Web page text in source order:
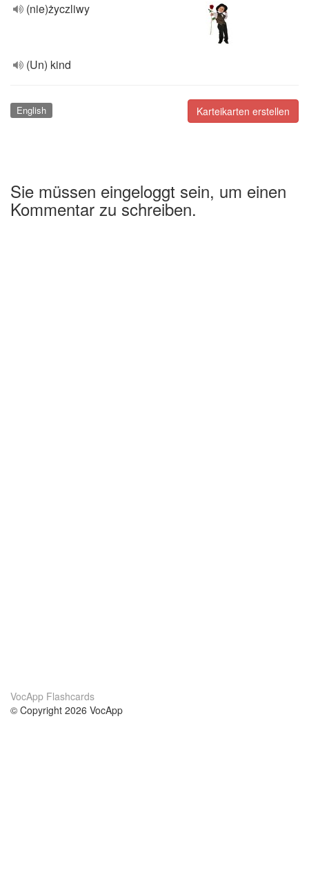
(nie)życzliwy
(Un) kind
Karteikarten erstellen
English
Sie müssen eingeloggt sein, um einen
Kommentar zu schreiben.
VocApp Flashcards
© Copyright 2026 VocApp